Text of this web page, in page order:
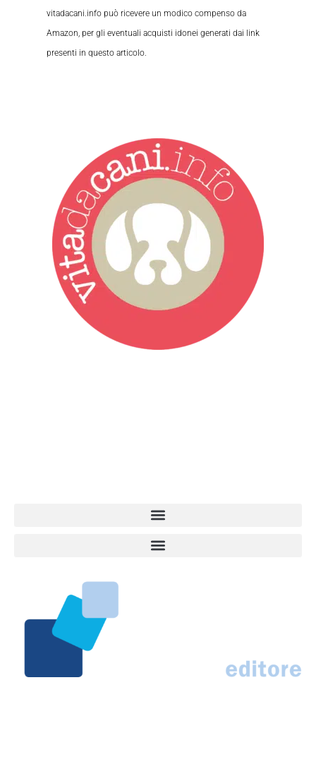
vitadacani.info può ricevere un modico compenso da
Amazon, per gli eventuali acquisti idonei generati dai link
presenti in questo articolo.